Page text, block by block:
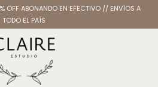
OFF ABONANDO EN EFECTIVO // ENVÍOS A
TODO EL PAÍS